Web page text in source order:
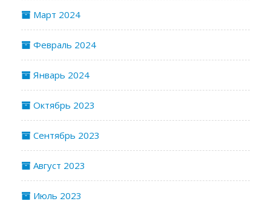
Март 2024
Февраль 2024
Январь 2024
Октябрь 2023
Сентябрь 2023
Август 2023
Июль 2023